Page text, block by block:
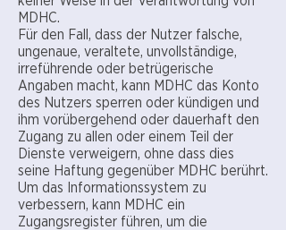
MDHC.
Für den Fall, dass der Nutzer falsche,
ungenaue, veraltete, unvollständige,
irreführende oder betrügerische
Angaben macht, kann MDHC das Konto
des Nutzers sperren oder kündigen und
ihm vorübergehend oder dauerhaft den
Zugang zu allen oder einem Teil der
Dienste verweigern, ohne dass dies
seine Haftung gegenüber MDHC berührt.
Um das Informationssystem zu
verbessern, kann MDHC ein
Zugangsregister führen, um die